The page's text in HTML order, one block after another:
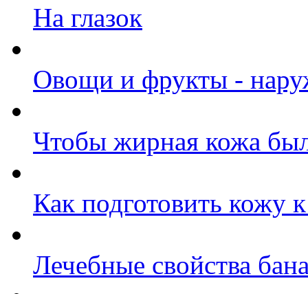
На глазок
Овощи и фрукты -
Чтобы жирная кожа
Как подготовить кожу
Лечебные свойства